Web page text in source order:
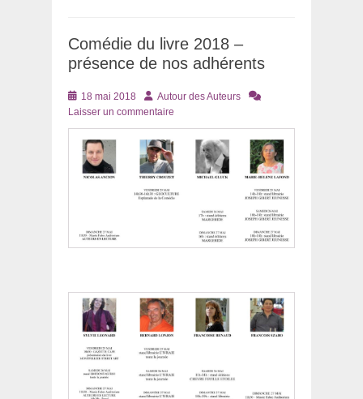
Comédie du livre 2018 –
présence de nos adhérents
Posté
le
18 mai 2018 AuteurAutour des Auteurs
Laisser un commentaire